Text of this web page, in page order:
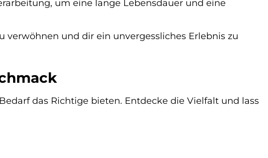
um eine lange Lebensdauer und eine
verwöhnen und dir ein unvergessliches Erlebnis zu
das Richtige bieten. Entdecke die Vielfalt und lass